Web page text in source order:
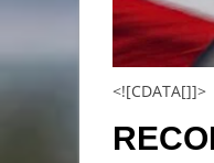
<![CDATA[]]>